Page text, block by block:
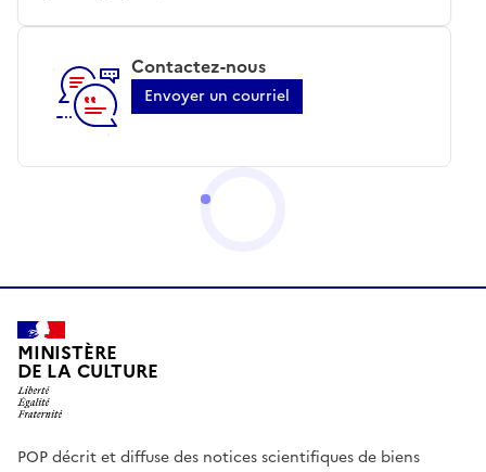
Contactez-nous
Envoyer un courriel
MINISTÈRE
DE LA CULTURE
POP décrit et diffuse des notices scientifiques de biens